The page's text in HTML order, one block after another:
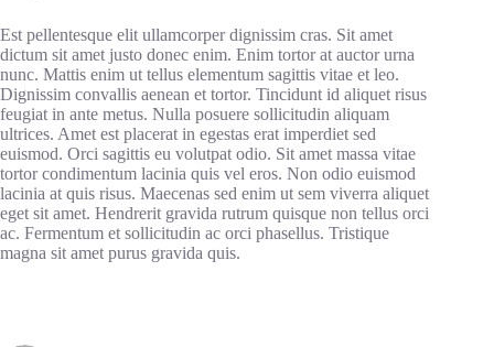
Est pellentesque elit ullamcorper dignissim cras. Sit amet
dictum sit amet justo donec enim. Enim tortor at auctor urna
nunc. Mattis enim ut tellus elementum sagittis vitae et leo.
Dignissim convallis aenean et tortor. Tincidunt id aliquet risus
feugiat in ante metus. Nulla posuere sollicitudin aliquam
ultrices. Amet est placerat in egestas erat imperdiet sed
euismod. Orci sagittis eu volutpat odio. Sit amet massa vitae
tortor condimentum lacinia quis vel eros. Non odio euismod
lacinia at quis risus. Maecenas sed enim ut sem viverra aliquet
eget sit amet. Hendrerit gravida rutrum quisque non tellus orci
ac. Fermentum et sollicitudin ac orci phasellus. Tristique
magna sit amet purus gravida quis.